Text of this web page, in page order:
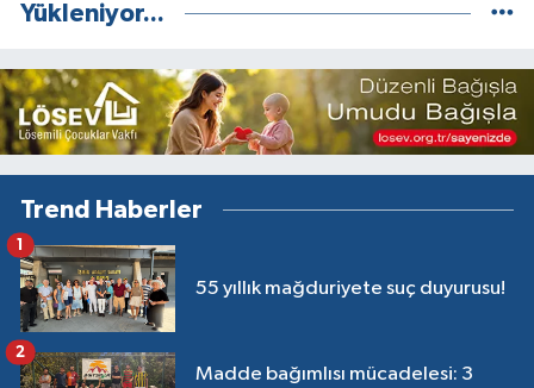
Yükleniyor...
Trend Haberler
55 yıllık mağduriyete suç duyurusu!
1
Madde bağımlısı mücadelesi: 3
2